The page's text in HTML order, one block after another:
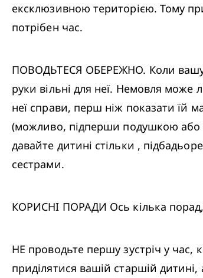
ексклюзивною територією. Тому
потрібен час.
ПОВОДЬТЕСЯ ОБЕРЕЖНО. Коли вашу
руки вільні для неї. Немовля може
неї справи, перш ніж показати їй
(можливо, підперши подушкою або
давайте дитині стільки ,
сестрами.
КОРИСНІ ПОРАДИ Ось кілька
НЕ проводьте першу зустріч у час,
приділятися вашій старшій